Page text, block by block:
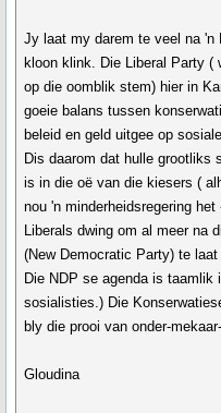
Jy laat my darem te veel na 'n
kloon klink. Die Liberal Party (
op die oomblik stem) hier in
goeie balans tussen
beleid en geld uitgee op
Dis daarom dat hulle grootliks
is in die oë van die kiesers (
nou 'n minderheidsregering het
Liberals dwing om al meer na
(New Democratic Party) te laat
Die NDP se agenda is taamlik
sosialisties.) Die
bly die prooi van onder-
Gloudina